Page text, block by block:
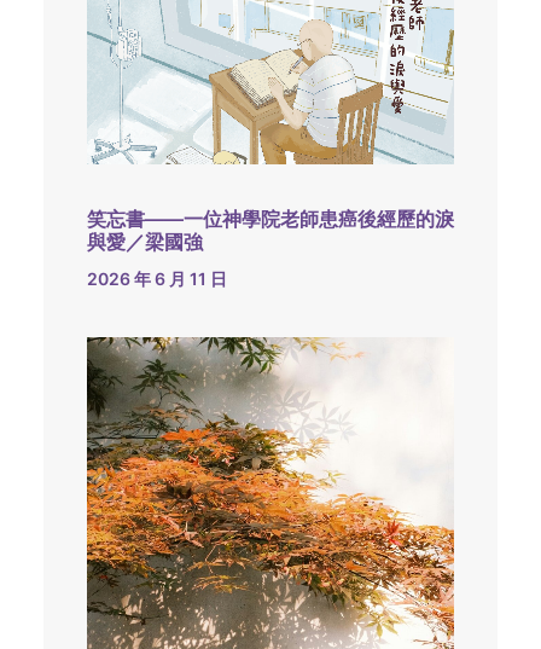
笑忘書——一位神學院老師患癌後經歷的淚
與愛／梁國強
2026 年 6 月 11 日